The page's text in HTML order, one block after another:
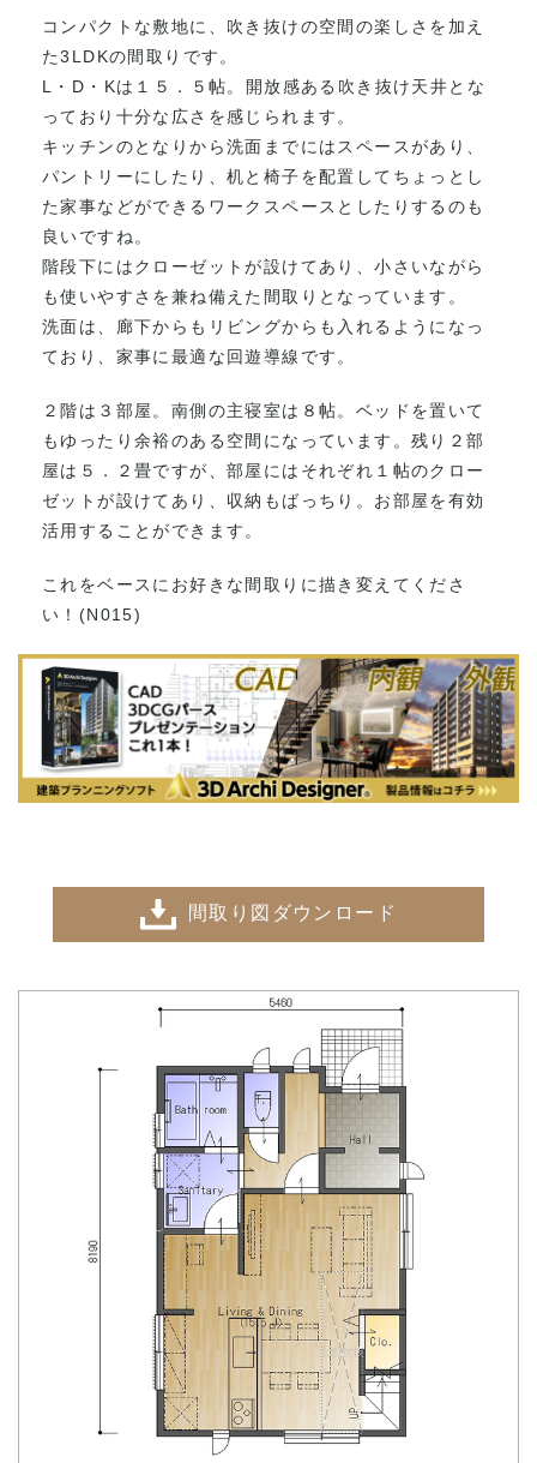
コンパクトな敷地に、吹き抜けの空間の楽しさを加え
た3LDKの間取りです。
L・D・Kは１５．５帖。開放感ある吹き抜け天井とな
っており十分な広さを感じられます。
キッチンのとなりから洗面までにはスペースがあり、
パントリーにしたり、机と椅子を配置してちょっとし
た家事などができるワークスペースとしたりするのも
良いですね。
階段下にはクローゼットが設けてあり、小さいながら
も使いやすさを兼ね備えた間取りとなっています。
洗面は、廊下からもリビングからも入れるようになっ
ており、家事に最適な回遊導線です。
２階は３部屋。南側の主寝室は８帖。ベッドを置いて
もゆったり余裕のある空間になっています。残り２部
屋は５．２畳ですが、部屋にはそれぞれ１帖のクロー
ゼットが設けてあり、収納もばっちり。お部屋を有効
活用することができます。
これをベースにお好きな間取りに描き変えてくださ
い！(N015)
間取り図ダウンロード